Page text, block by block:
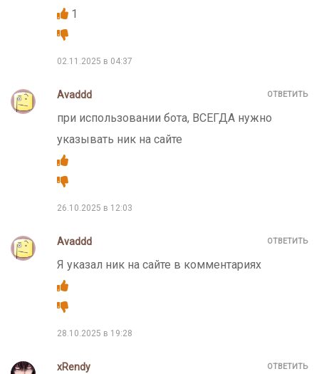
1
02.11.2025 в 04:37
Avaddd
при использовании бота, ВСЕГДА нужно
указывать ник на сайте
26.10.2025 в 12:03
ОТВЕТИТЬ
Avaddd
Я указал ник на сайте в комментариях
28.10.2025 в 19:28
ОТВЕТИТЬ
xRendy ОТВЕТИТЬ